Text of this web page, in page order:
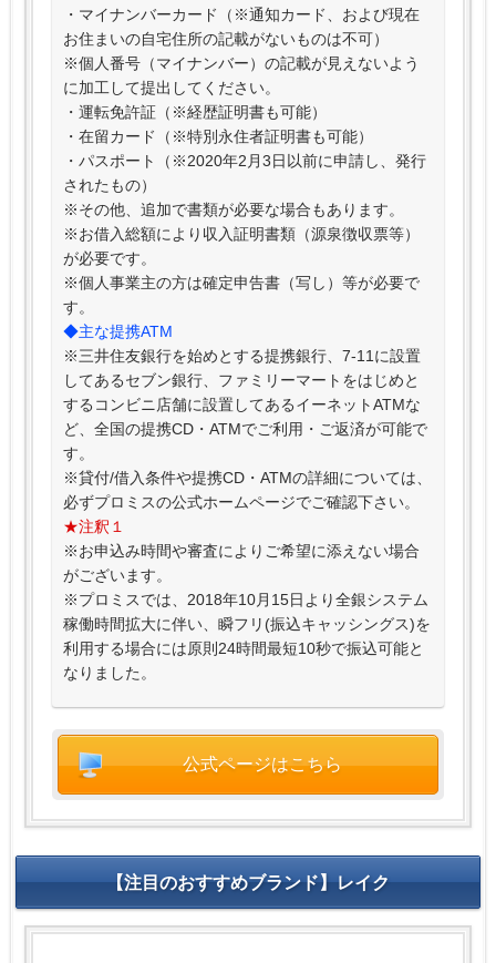
・マイナンバーカード（※通知カード、および現在
お住まいの自宅住所の記載がないものは不可）
※個人番号（マイナンバー）の記載が見えないよう
に加工して提出してください。
・運転免許証（※経歴証明書も可能）
・在留カード（※特別永住者証明書も可能）
・パスポート（※2020年2月3日以前に申請し、発行
されたもの）
※その他、追加で書類が必要な場合もあります。
※お借入総額により収入証明書類（源泉徴収票等）
が必要です。
※個人事業主の方は確定申告書（写し）等が必要で
す。
◆主な提携ATM
※三井住友銀行を始めとする提携銀行、7-11に設置
してあるセブン銀行、ファミリーマートをはじめと
するコンビニ店舗に設置してあるイーネットATMな
ど、全国の提携CD・ATMでご利用・ご返済が可能で
す。
※貸付/借入条件や提携CD・ATMの詳細については、
必ずプロミスの公式ホームページでご確認下さい。
★注釈１
※お申込み時間や審査によりご希望に添えない場合
がございます。
※プロミスでは、2018年10月15日より全銀システム
稼働時間拡大に伴い、瞬フリ(振込キャッシングス)を
利用する場合には原則24時間最短10秒で振込可能と
なりました。
公式ページはこちら
【注目のおすすめブランド】レイク